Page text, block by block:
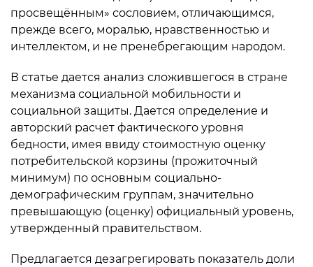
просвещённым» сословием, отличающимся,
прежде всего, моралью, нравственностью и
интеллектом, и не пренебрегающим народом.
В статье дается анализ сложившегося в стране
механизма социальной мобильности и
социальной защиты. Дается определение и
авторский расчет фактического уровня
бедности, имея ввиду стоимостную оценку
потребительской корзины (прожиточный
минимум) по основным социально-
демографическим группам, значительно
превышающую (оценку) официальный уровень,
утвержденный правительством.
Предлагается дезагрегировать показатель доли